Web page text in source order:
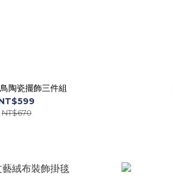
陶瓷擺飾三件組
NT$670